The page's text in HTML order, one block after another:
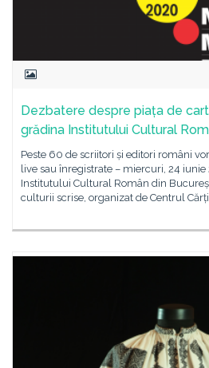
Dezbatere despre piața de
grădina Institutului Cultural
Peste 60 de scriitori și editori români
live sau înregistrate – miercuri, 24
Institutului Cultural Român din
culturii scrise, organizat de Centrul